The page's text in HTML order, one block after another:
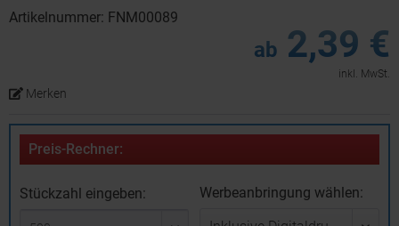
Artikelnummer: FNM00089
ab 2,39 €
inkl. MwSt.
Merken
Preis-Rechner:
Stückzahl eingeben: Werbeanbringung wählen: